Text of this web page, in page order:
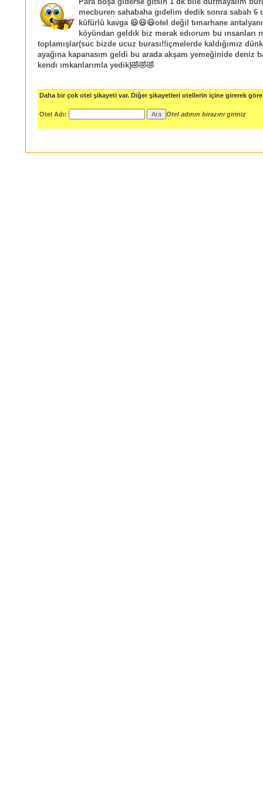
Para boşa giderse gitsin 1 dk bıle durmayalım
mecburen sahabaha gıdelim dedik sonra sabah 6
küfürlü kavga 😃😃😃otel değil tımarhane
köyündan geldık biz merak edıorum bu ınsanları
toplamışlar(suc bizde ucuz burası!!içmelerde kaldığımız
ayağına kapanasım geldi bu arada akşam yemeğinide deniz
kendı ımkanlarımla yedik)🤣🤣🤣
Daha bir çok otel şikayeti var. Diğer şikayetleri otellerin içine girerek
Otel Adı: Otel adının birazını giriniz